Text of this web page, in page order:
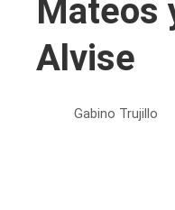
Mateos
Alvise
Gabino Trujillo